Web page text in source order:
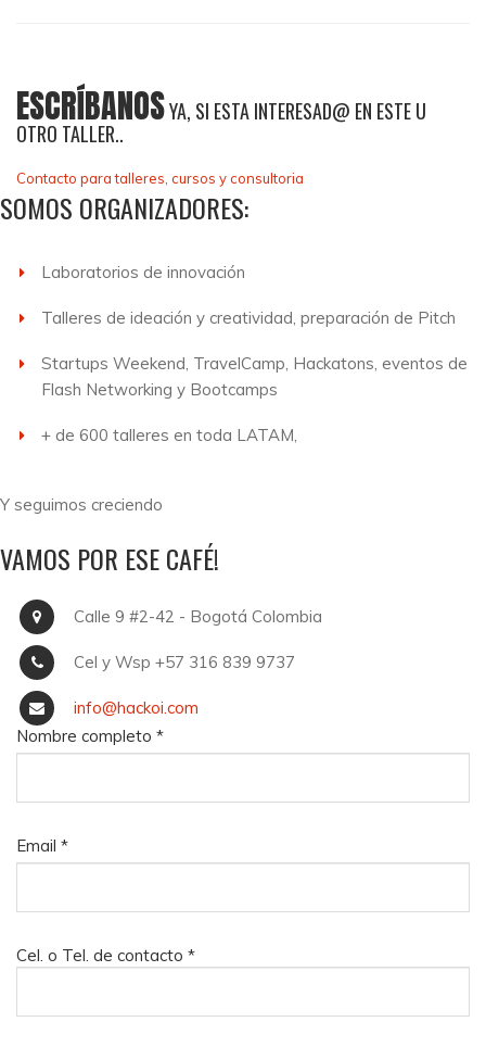
ESCRÍBANOSYA, SI ESTA INTERESAD@ EN ESTE U
OTRO TALLER..
Contacto para talleres, cursos y consultoria
SOMOS ORGANIZADORES:
Laboratorios de innovación
Talleres de ideación y creatividad, preparación de Pitch
Startups Weekend, TravelCamp, Hackatons, eventos de
Flash Networking y Bootcamps
+ de 600 talleres en toda LATAM,
Y seguimos creciendo
VAMOS POR ESE CAFÉ!
Calle 9 #2-42 - Bogotá Colombia
Cel y Wsp +57 316 839 9737
info@hackoi.com
Nombre completo *
Email *
Cel. o Tel. de contacto *